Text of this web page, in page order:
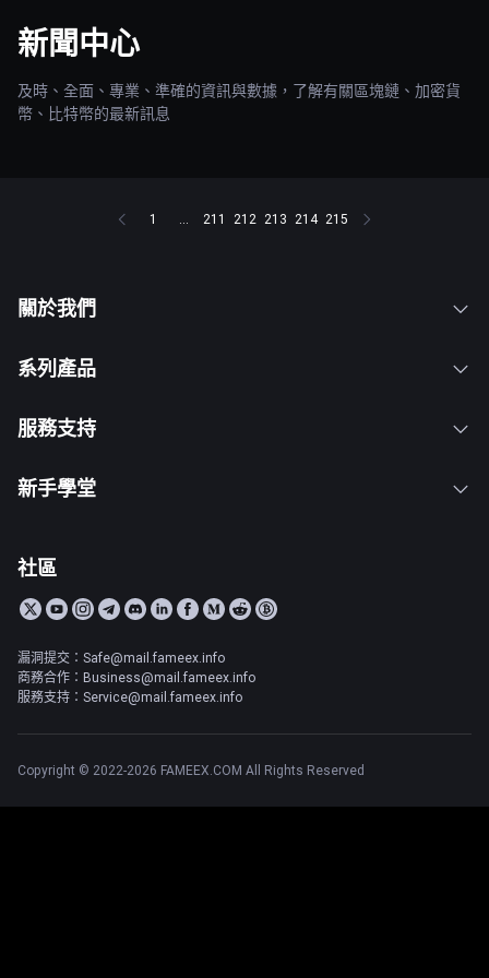
新聞中心
及時、全面、專業、準確的資訊與數據，了解有關區塊鏈、加密貨
幣、比特幣的最新訊息
1 ... 211 212 213 214 215
關於我們
系列產品
服務支持
新手學堂
社區
漏洞提交：Safe@mail.fameex.info
商務合作：Business@mail.fameex.info
服務支持：Service@mail.fameex.info
Copyright © 2022-2026 FAMEEX.COM All Rights Reserved